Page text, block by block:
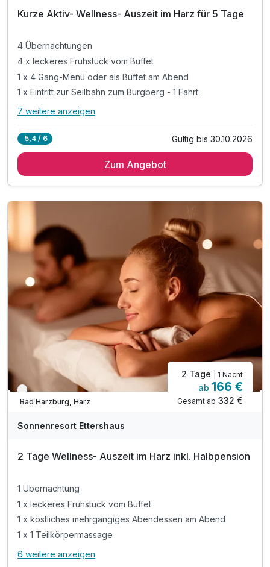
Kurze Aktiv- Wellness- Auszeit im Harz für 5 Tage
4 Übernachtungen
4 x leckeres Frühstück vom Buffet
1 x 4 Gang-Menü oder als Buffet am Abend
1 x Eintritt zur Seilbahn zum Burgberg - 1 Fahrt
Alle Inklusivleistungen
4 x leckeres Frühstück vom Buffet
inkl. Nutzung des 1000m² großen Wellnessbereiches
Nutzung unserer Badelandschaft-Innen- & Außenpool
inkl. Saunalandschaft mit drei Saunen
inkl. Bademantel & Saunatuch für ihren Aufenthalt
inkl. Ruheraum mit Panorama-Fenster
inkl. Sonnenterrasse mit Blick auf die Burgberg
7 weitere anzeigen
5,4 / 6 Gültig bis 30.10.2026
Zum Angebot
Nur noch bis Oktober
Bad Harzburg, Harz
2 Tage | 1 Nacht
ab 166 €
Gesamt ab 332 €
Sonnenresort Ettershaus
2 Tage Wellness- Auszeit im Harz inkl. Halbpension
1 Übernachtung
1 x leckeres Frühstück vom Buffet
1 x köstliches mehrgängiges Abendessen am Abend
1 x 1 Teilkörpermassage
Alle Inklusivleistungen
6 weitere anzeigen